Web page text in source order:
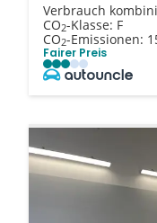
Verbrauch
CO2-Klasse: F
CO2-Emissionen:
Fairer Preis